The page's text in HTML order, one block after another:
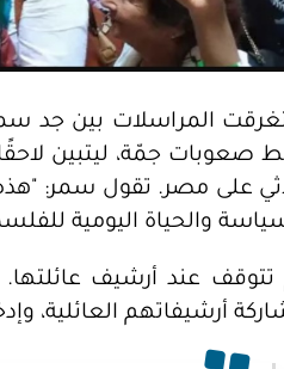
المراسلات بين جد
صعوبات جمّة، ليتبين لاحقًا
على مصر. تقول سمر:
والحياة اليومية
تتوقف عند أرشيف
أرشيفاتهم العائلية،